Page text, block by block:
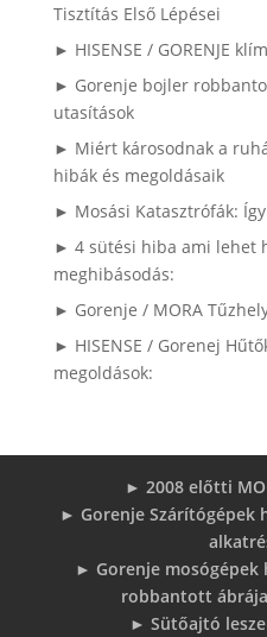
Tisztítás Első Lépései
► HISENSE / GORENJE
► Gorenje bojler
utasítások
► Miért károsodnak a
hibák és megoldásaik
► Mosási Katasztrófák:
► 4 sütési hiba ami lehet
meghibásodás:
► Gorenje / MORA
► HISENSE / Gorenej
megoldások:
► 2008 előtti
► Gorenje Szárítógépek
► Gorenje mosógépek
robbantott
► Sütőajtó